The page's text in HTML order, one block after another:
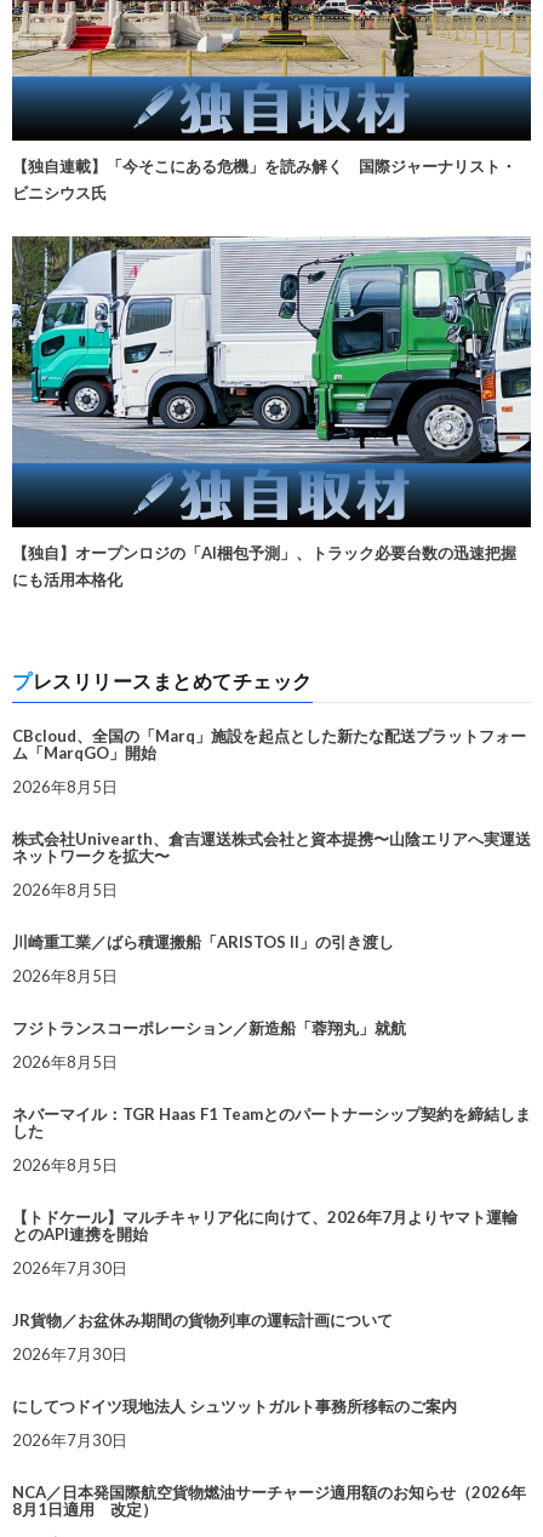
【独自連載】「今そこにある危機」を読み解く 国際ジャーナリスト・
ビニシウス氏
【独自】オープンロジの「AI梱包予測」、トラック必要台数の迅速把握
にも活用本格化
プレスリリースまとめてチェック
CBcloud、全国の「Marq」施設を起点とした新たな配送プラットフォー
ム「MarqGO」開始
2026年8月5日
株式会社Univearth、倉吉運送株式会社と資本提携〜山陰エリアへ実運送
ネットワークを拡大〜
2026年8月5日
川崎重工業／ばら積運搬船「ARISTOS II」の引き渡し
2026年8月5日
フジトランスコーポレーション／新造船「蓉翔丸」就航
2026年8月5日
ネバーマイル：TGR Haas F1 Teamとのパートナーシップ契約を締結しま
した
2026年8月5日
【トドケール】マルチキャリア化に向けて、2026年7月よりヤマト運輸
とのAPI連携を開始
2026年7月30日
JR貨物／お盆休み期間の貨物列車の運転計画について
2026年7月30日
にしてつドイツ現地法人 シュツットガルト事務所移転のご案内
2026年7月30日
NCA／日本発国際航空貨物燃油サーチャージ適用額のお知らせ（2026年
8月1日適用 改定）